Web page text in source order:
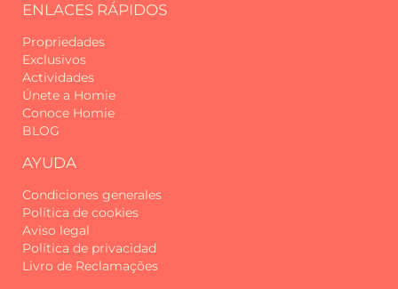
ENLACES RÁPIDOS
Propriedades
Exclusivos
Actividades
Únete a Homie
Conoce Homie
BLOG
AYUDA
Condiciones generales
Política de cookies
Aviso legal
Política de privacidad
Livro de Reclamações